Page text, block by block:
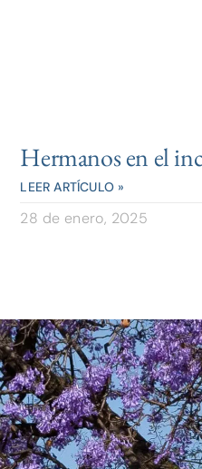
Hermanos en el
LEER ARTÍCULO »
28 de enero, 2025